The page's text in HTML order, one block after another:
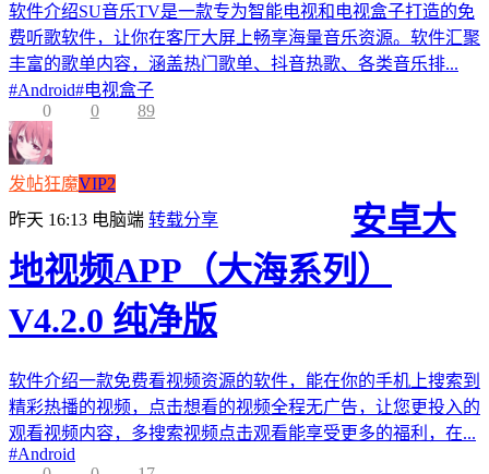
软件介绍SU音乐TV是一款专为智能电视和电视盒子打造的免
费听歌软件，让你在客厅大屏上畅享海量音乐资源。软件汇聚
丰富的歌单内容，涵盖热门歌单、抖音热歌、各类音乐排...
#Android#电视盒子
0
0 89
发帖狂魔VIP2
昨天 16:13 电脑端 转载分享
安卓大
地视频APP（大海系列）
V4.2.0 纯净版
软件介绍一款免费看视频资源的软件，能在你的手机上搜索到
精彩热播的视频，点击想看的视频全程无广告，让您更投入的
观看视频内容，多搜索视频点击观看能享受更多的福利，在...
#Android